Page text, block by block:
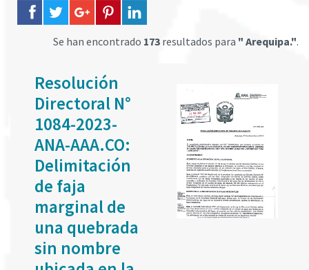
Se han encontrado 173 resultados para " Arequipa.".
Resolución
Directoral N°
1084-2023-
ANA-AAA.CO:
Delimitación
de faja
marginal de
una quebrada
sin nombre